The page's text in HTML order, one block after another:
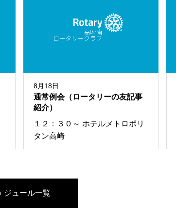
8月18日
通常例会（ロータリーの友記事
紹介）
１２：３０～ ホテルメトロポリ
タン高崎
ジュール一覧